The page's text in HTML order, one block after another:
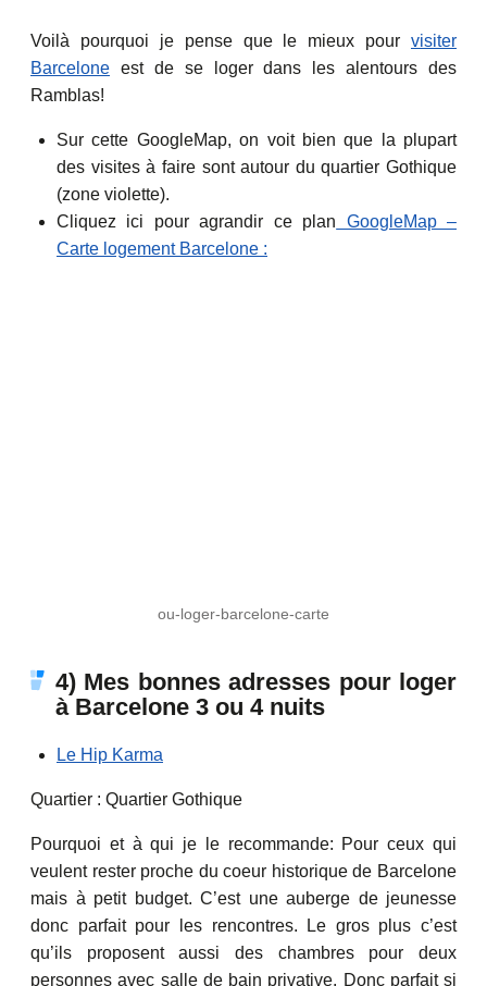
Voilà pourquoi je pense que le mieux pour visiter
Barcelone est de se loger dans les alentours des
Ramblas!
Sur cette GoogleMap, on voit bien que la plupart
des visites à faire sont autour du quartier Gothique
(zone violette).
Cliquez ici pour agrandir ce plan GoogleMap –
Carte logement Barcelone :
ou-loger-barcelone-carte
4) Mes bonnes adresses pour loger
à Barcelone 3 ou 4 nuits
Le Hip Karma
Quartier : Quartier Gothique
Pourquoi et à qui je le recommande: Pour ceux qui
veulent rester proche du coeur historique de Barcelone
mais à petit budget. C’est une auberge de jeunesse
donc parfait pour les rencontres. Le gros plus c’est
qu’ils proposent aussi des chambres pour deux
personnes avec salle de bain privative. Donc parfait si